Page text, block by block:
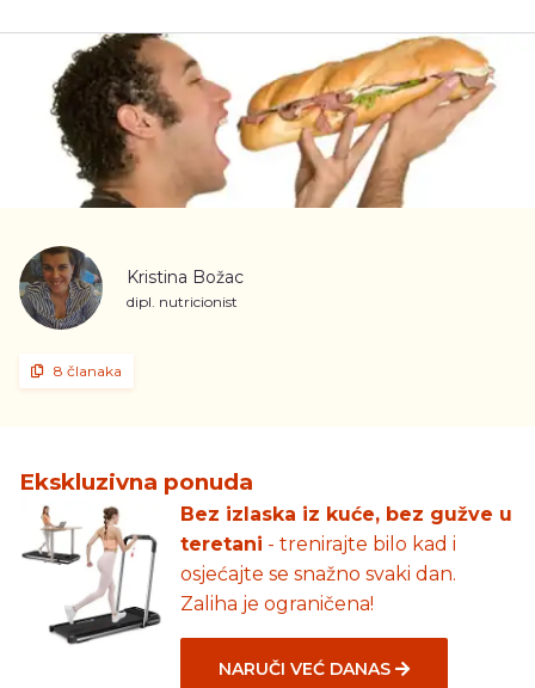
Kristina Božac
dipl. nutricionist
8 članaka
Ekskluzivna ponuda
Bez izlaska iz kuće, bez gužve u
teretani - trenirajte bilo kad i
osjećajte se snažno svaki dan.
Zaliha je ograničena!
NARUČI VEĆ DANAS